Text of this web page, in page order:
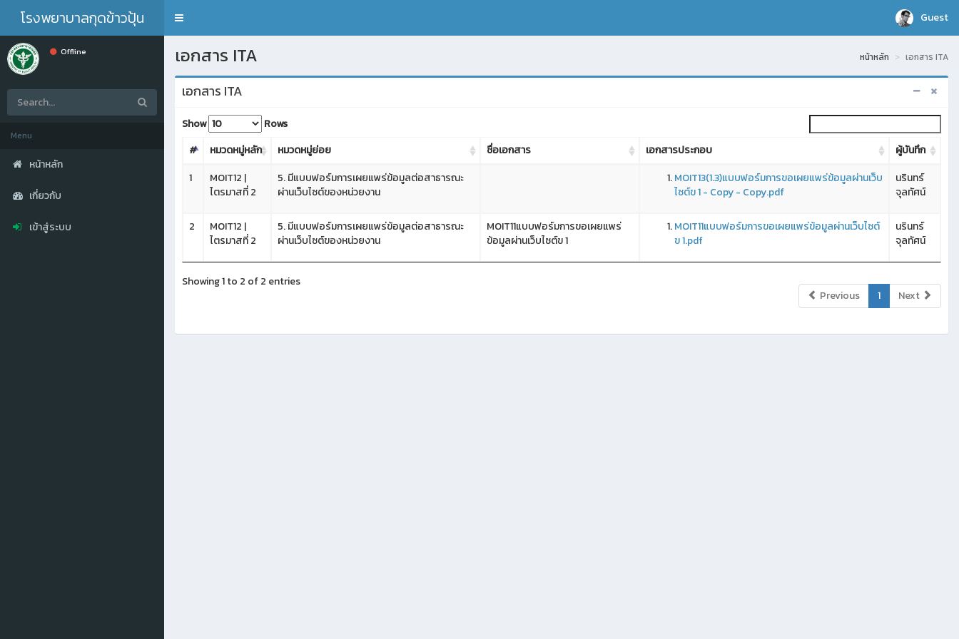
โรงพยาบาลกุดข้าวปุ้น
Toggle
Guest
Offline
Menu
หน้าหลัก
เกี่ยวกับ
เข้าสู่ระบบ
เอกสาร ITA หน้าหลัก เอกสาร ITA
เอกสาร ITA
Show
Rows
#
หมวดหมู่หลัก หมวดหมู่ย่อย ชื่อเอกสาร เอกสารประกอบ
ผู้บันทึก
1
MOIT12 |
ไตรมาสที่ 2
5. มีแบบฟอร์มการเผยแพร่ข้อมูลต่อสาธารณะ
ผ่านเว็บไซต์ของหน่วยงาน
MOIT13(1.3)แบบฟอร์มการขอเผยแพร่ข้อมูลผ่านเว็บ
ไซต์ข 1 - Copy - Copy.pdf
นรินทร์
จุลทัศน์
2
MOIT12 |
ไตรมาสที่ 2
5. มีแบบฟอร์มการเผยแพร่ข้อมูลต่อสาธารณะ
ผ่านเว็บไซต์ของหน่วยงาน
MOIT11แบบฟอร์มการขอเผยแพร่
ข้อมูลผ่านเว็บไซต์ข 1
MOIT11แบบฟอร์มการขอเผยแพร่ข้อมูลผ่านเว็บไซต์
ข 1.pdf
นรินทร์
จุลทัศน์
Showing 1 to 2 of 2 entries
Previous
1 Next